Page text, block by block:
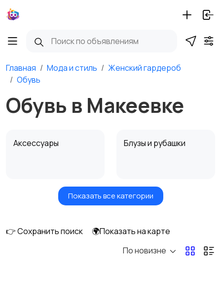
Главная Мода и стиль
Женский гардероб
Обувь
Обувь в Макеевке
Аксессуары Блузы и рубашки
Будущим мамам Верхняя одежда
Домашняя одежда
Показать все категории
👉 Сохранить поиск
🌍Показать на карте
По новизне